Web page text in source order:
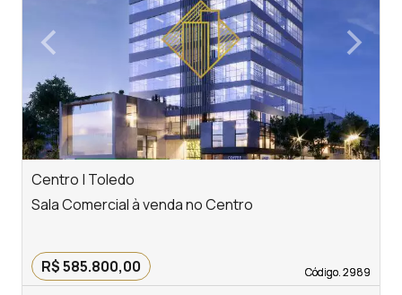
‹Previous ›
Next
Centro | Toledo
Código. 2989
Código. 2989
Sala Comercial à venda no Centro
R$ 585.800,00